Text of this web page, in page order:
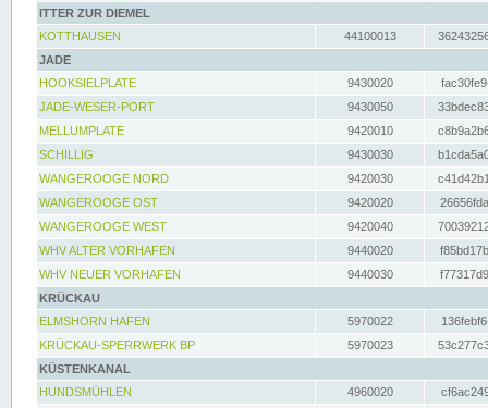
ITTER ZUR DIEMEL
KOTTHAUSEN
44100013
JADE
HOOKSIELPLATE
9430020
JADE-WESER-PORT
9430050
MELLUMPLATE
9420010
SCHILLIG
9430030
WANGEROOGE NORD
9420030
WANGEROOGE OST
9420020
WANGEROOGE WEST
9420040
WHV ALTER VORHAFEN
9440020
WHV NEUER VORHAFEN
9440030
KRÜCKAU
ELMSHORN HAFEN
5970022
KRÜCKAU-SPERRWERK BP
5970023
KÜSTENKANAL
HUNDSMÜHLEN
4960020